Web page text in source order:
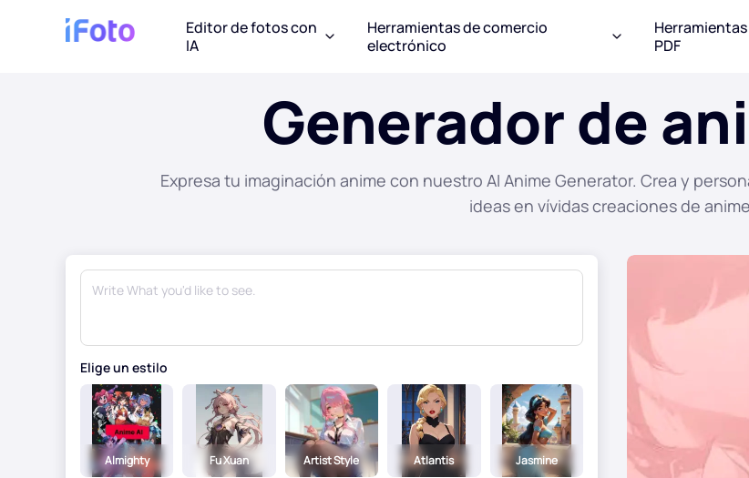
Editor de fotos con
IA
Herramientas de comercio
electrónico
Herramientas
PDF
Generador de
Expresa tu imaginación anime con nuestro AI Anime Generator. Crea y
ideas en vívidas creaciones de
Elige un estilo
Almighty Fu Xuan Artist Style Atlantis Jasmine